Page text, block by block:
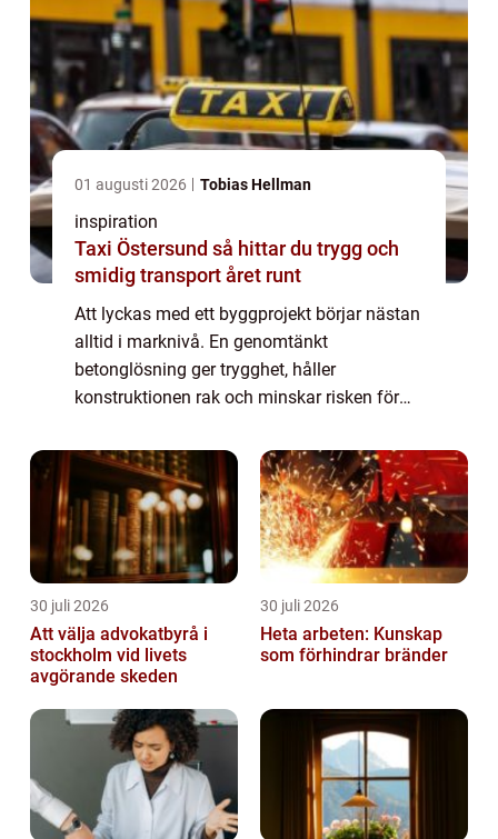
01 augusti 2026 Tobias Hellman
inspiration
Taxi Östersund så hittar du trygg och
smidig transport året runt
Att lyckas med ett byggprojekt börjar nästan
alltid i marknivå. En genomtänkt
betonglösning ger trygghet, håller
konstruktionen rak och minskar risken för
omnejd är klimatet dessutom en extra
utmaning. Växlande t...
30 juli 2026
Att välja advokatbyrå i
stockholm vid livets
avgörande skeden
30 juli 2026
Heta arbeten: Kunskap
som förhindrar bränder